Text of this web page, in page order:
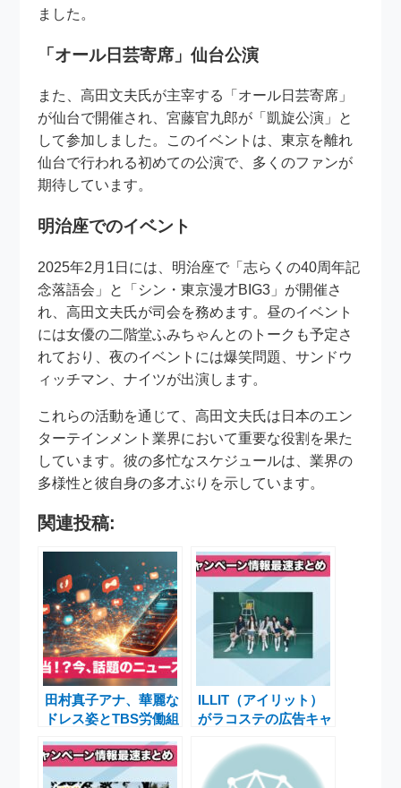
ました。
「オール日芸寄席」仙台公演
また、高田文夫氏が主宰する「オール日芸寄席」
が仙台で開催され、宮藤官九郎が「凱旋公演」と
して参加しました。このイベントは、東京を離れ
仙台で行われる初めての公演で、多くのファンが
期待しています。
明治座でのイベント
2025年2月1日には、明治座で「志らくの40周年記
念落語会」と「シン・東京漫才BIG3」が開催さ
れ、高田文夫氏が司会を務めます。昼のイベント
には女優の二階堂ふみちゃんとのトークも予定さ
れており、夜のイベントには爆笑問題、サンドウ
ィッチマン、ナイツが出演します。
これらの活動を通じて、高田文夫氏は日本のエン
ターテインメント業界において重要な役割を果た
しています。彼の多忙なスケジュールは、業界の
多様性と彼自身の多才ぶりを示しています。
関連投稿:
田村真子アナ、華麗な
ドレス姿とTBS労働組
集まる
ILLIT（アイリット）
がラコステの広告キャ
スニーカーで魅力発信